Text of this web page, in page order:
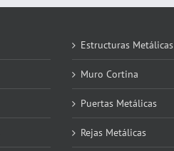
Estructuras Metálicas
Muro Cortina
Puertas Metálicas
Rejas Metálicas